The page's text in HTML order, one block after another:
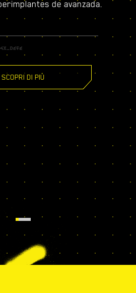
de avanzada.
SCOPRI DI PIÙ